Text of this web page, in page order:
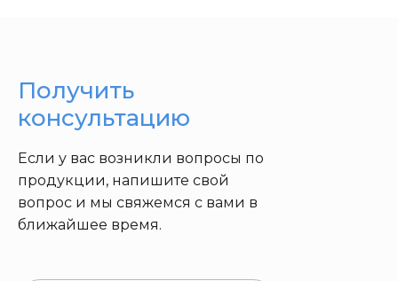
Если у вас возникли вопросы по
продукции, напишите свой
вопрос и мы свяжемся с вами в
ближайшее время.
Получить
консультацию